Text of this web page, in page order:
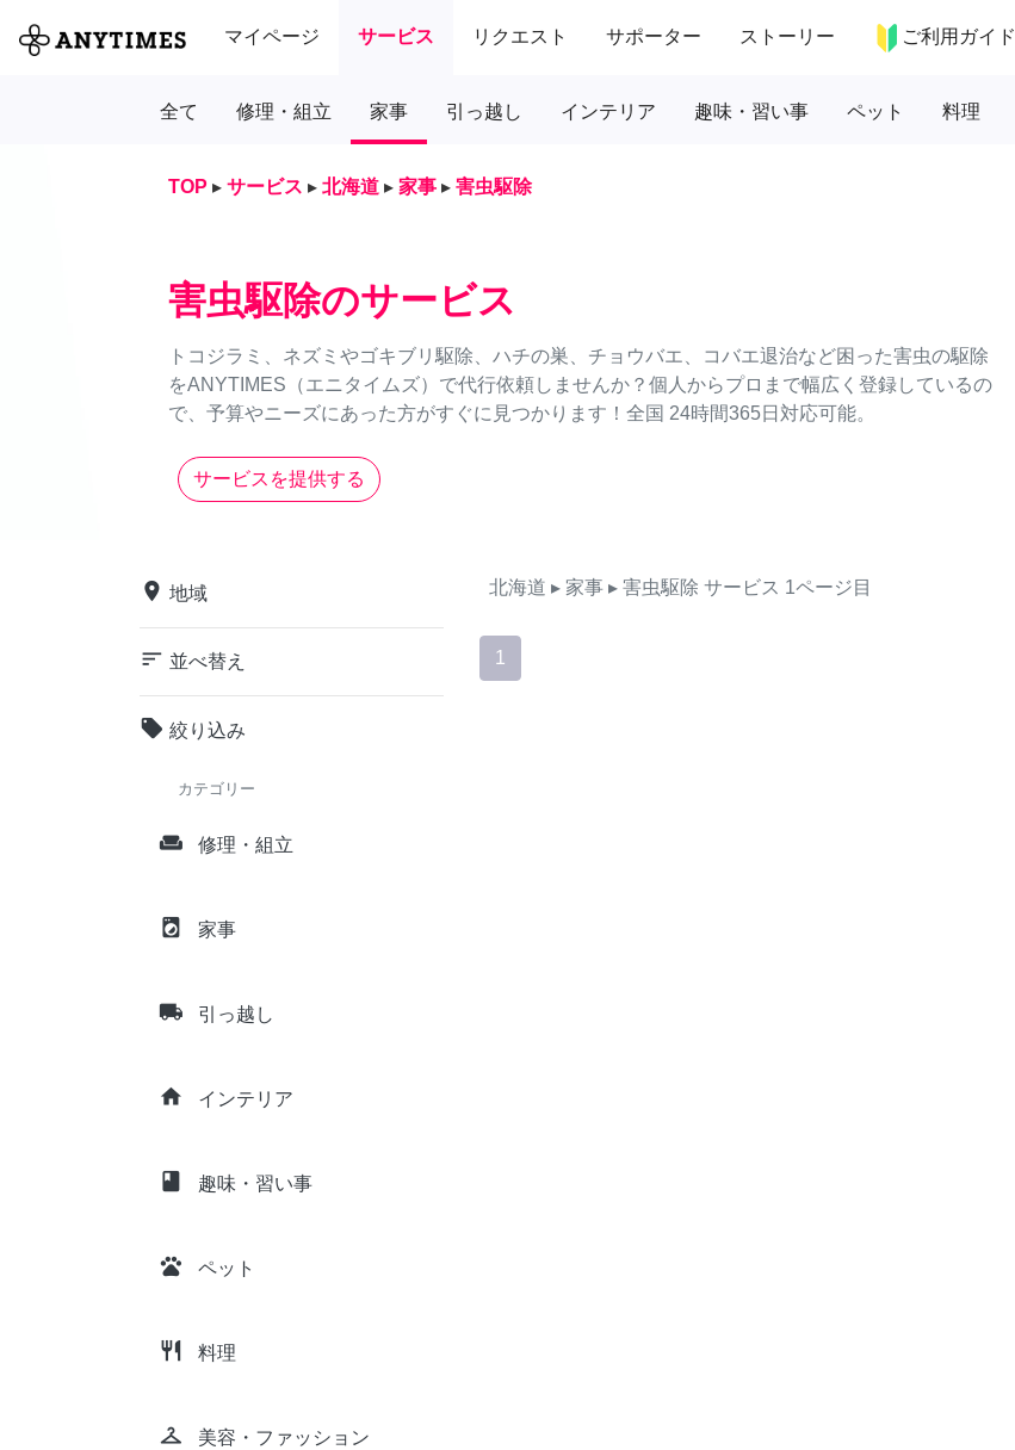
マイページ サービス リクエスト サポーター ストーリー ご利用ガイド
全て 修理・組立 家事 引っ越し インテリア 趣味・習い事 ペット 料理
TOP ▸ サービス ▸ 北海道 ▸ 家事 ▸ 害虫駆除
害虫駆除のサービス
トコジラミ、ネズミやゴキブリ駆除、ハチの巣、チョウバエ、コバエ退治など困った害虫の駆除
をANYTIMES（エニタイムズ）で代行依頼しませんか？個人からプロまで幅広く登録しているの
で、予算やニーズにあった方がすぐに見つかります！全国 24時間365日対応可能。
サービスを提供する
place 地域
sort 並べ替え
local_offer 絞り込み
カテゴリー
weekend 修理・組立
local_laundry_service 家事
local_shipping 引っ越し
home インテリア
class 趣味・習い事
pets ペット
restaurant 料理
checkroom 美容・ファッション
北海道 ▸ 家事 ▸ 害虫駆除 サービス 1ページ目
1